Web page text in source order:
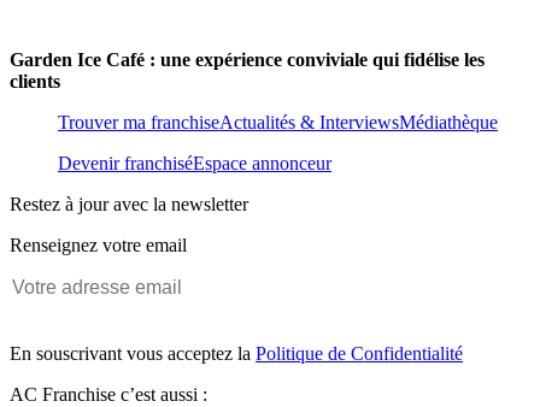
Garden Ice Café : une expérience conviviale qui fidélise les
clients
Trouver ma franchiseActualités & InterviewsMédiathèque
Devenir franchiséEspace annonceur
Restez à jour avec la newsletter
Renseignez votre email
En souscrivant vous acceptez la Politique de Confidentialité
AC Franchise c’est aussi :